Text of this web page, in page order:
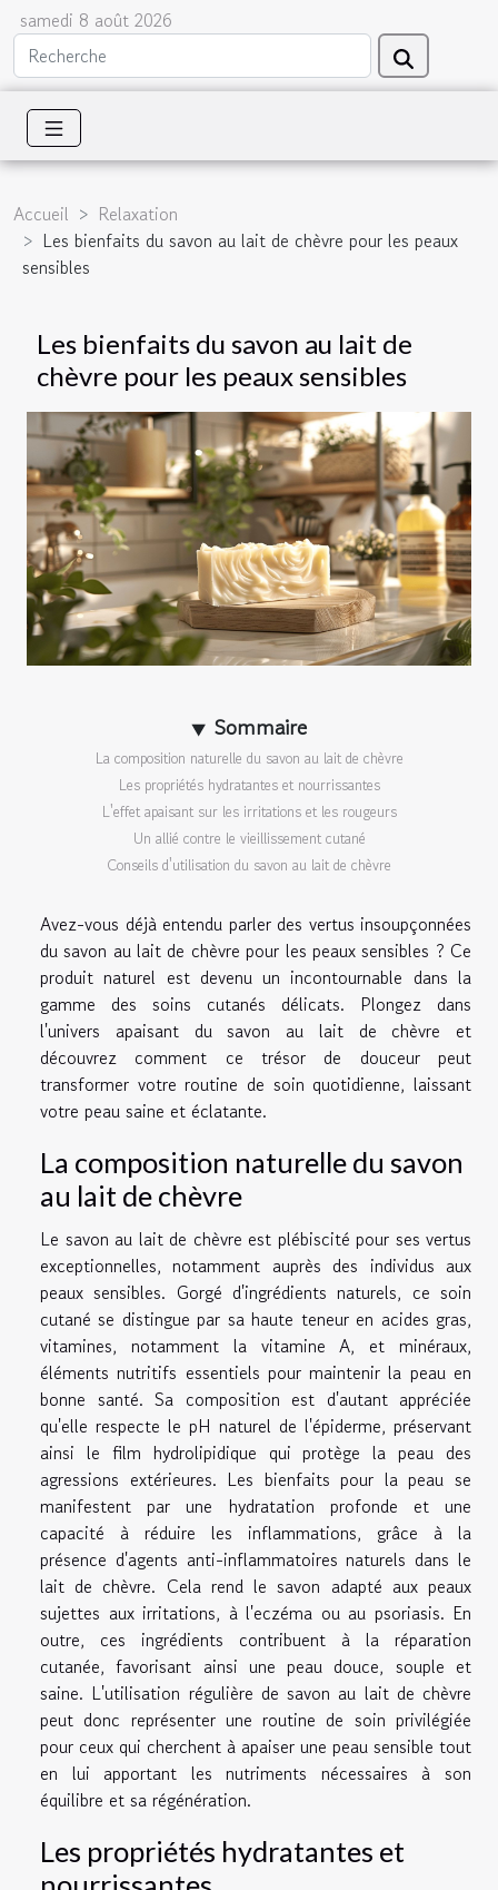
samedi 8 août 2026
Accueil
Relaxation
Les bienfaits du savon au lait de chèvre pour les peaux
sensibles
Les bienfaits du savon au lait de
chèvre pour les peaux sensibles
Sommaire
La composition naturelle du savon au lait de chèvre
Les propriétés hydratantes et nourrissantes
L'effet apaisant sur les irritations et les rougeurs
Un allié contre le vieillissement cutané
Conseils d'utilisation du savon au lait de chèvre
Avez-vous déjà entendu parler des vertus insoupçonnées
du savon au lait de chèvre pour les peaux sensibles ? Ce
produit naturel est devenu un incontournable dans la
gamme des soins cutanés délicats. Plongez dans
l'univers apaisant du savon au lait de chèvre et
découvrez comment ce trésor de douceur peut
transformer votre routine de soin quotidienne, laissant
votre peau saine et éclatante.
La composition naturelle du savon
au lait de chèvre
Le savon au lait de chèvre est plébiscité pour ses vertus
exceptionnelles, notamment auprès des individus aux
peaux sensibles. Gorgé d'ingrédients naturels, ce soin
cutané se distingue par sa haute teneur en acides gras,
vitamines, notamment la vitamine A, et minéraux,
éléments nutritifs essentiels pour maintenir la peau en
bonne santé. Sa composition est d'autant appréciée
qu'elle respecte le pH naturel de l'épiderme, préservant
ainsi le film hydrolipidique qui protège la peau des
agressions extérieures. Les bienfaits pour la peau se
manifestent par une hydratation profonde et une
capacité à réduire les inflammations, grâce à la
présence d'agents anti-inflammatoires naturels dans le
lait de chèvre. Cela rend le savon adapté aux peaux
sujettes aux irritations, à l'eczéma ou au psoriasis. En
outre, ces ingrédients contribuent à la réparation
cutanée, favorisant ainsi une peau douce, souple et
saine. L'utilisation régulière de savon au lait de chèvre
peut donc représenter une routine de soin privilégiée
pour ceux qui cherchent à apaiser une peau sensible tout
en lui apportant les nutriments nécessaires à son
équilibre et sa régénération.
Les propriétés hydratantes et